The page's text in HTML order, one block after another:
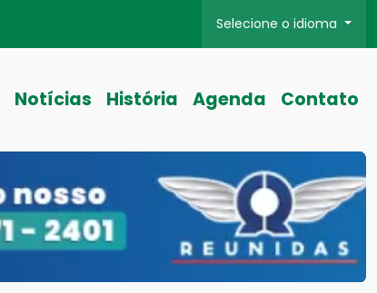
Selecione o idioma
Notícias História Agenda Contato